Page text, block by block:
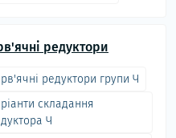
редуктори
редуктори групи Ч
складання
Ч